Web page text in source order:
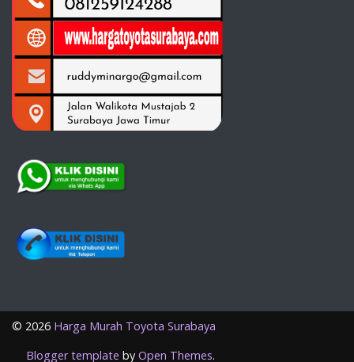
© 2026 Harga Murah Toyota Surabaya
Blogger template by Open Themes.